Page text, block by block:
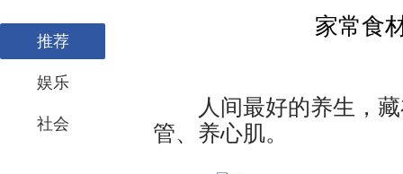
推荐
娱乐
社会
家常食
人间最好的养生，藏
管、养心肌。